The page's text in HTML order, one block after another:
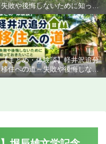
失敗や後悔しないために知って
おきたいこと
【まとめ・体験談】軽井沢追分
移住への道～失敗や後悔しない
ために知っておきたいこと